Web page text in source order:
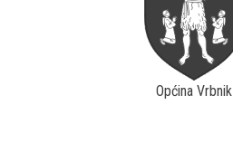
Općina Vrbnik